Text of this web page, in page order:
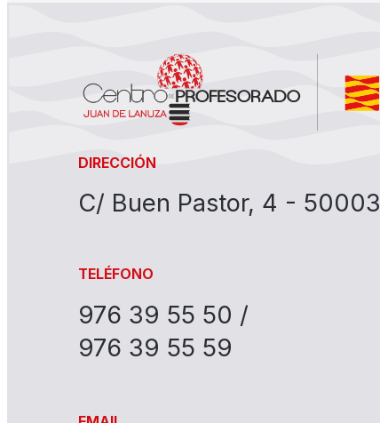
DIRECCIÓN
C/ Buen Pastor, 4 -
TELÉFONO
976 39 55 50 /
976 39 55 59